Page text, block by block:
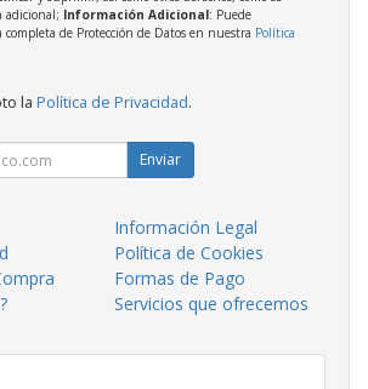
adicional; Información Adicional: Puede
de Protección de Datos en nuestra Política
la Política de Privacidad.
Enviar
Información Legal
Política de Cookies
Formas de Pago
Servicios que ofrecemos